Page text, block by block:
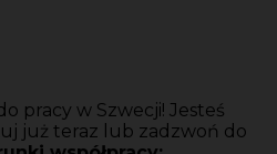
pracy w Szwecji! Jesteś
już teraz lub zadzwoń do